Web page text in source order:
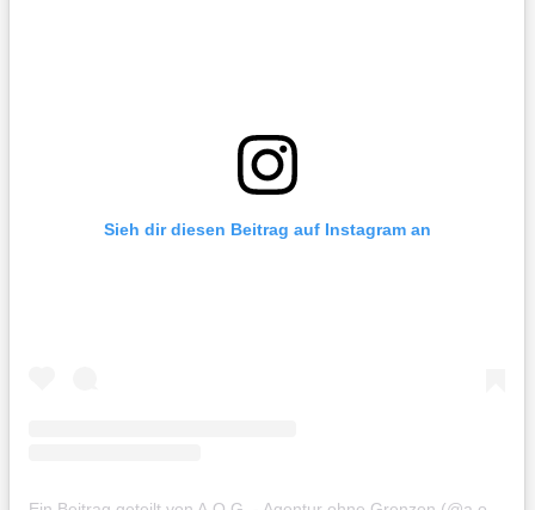
Sieh dir diesen Beitrag auf Instagram an